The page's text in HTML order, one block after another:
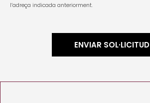
l’adreça indicada anteriorment.
ENVIAR SOL·LICITUD